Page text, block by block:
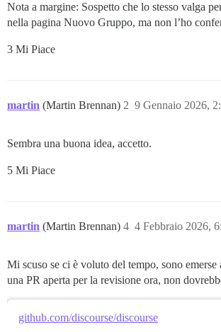
Nota a margine: Sospetto che lo stesso valga
nella pagina Nuovo Gruppo, ma non l’ho
3 Mi Piace
martin (Martin Brennan) 9 Gennaio 2026,
2
Sembra una buona idea, accetto.
5 Mi Piace
martin (Martin Brennan) 4 Febbraio 2026,
4
Mi scuso se ci è voluto del tempo, sono
una PR aperta per la revisione ora, non
github.com/discourse/discourse